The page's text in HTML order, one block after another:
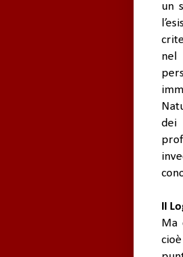
un
nel
dei
Il
Ma